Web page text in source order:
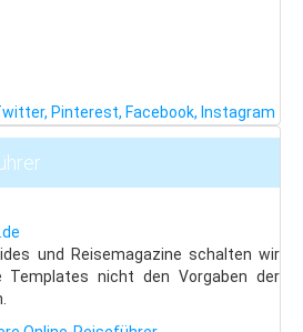
Stadt Jesenik
und Reisemagazine schalten wir
nicht den Vorgaben der